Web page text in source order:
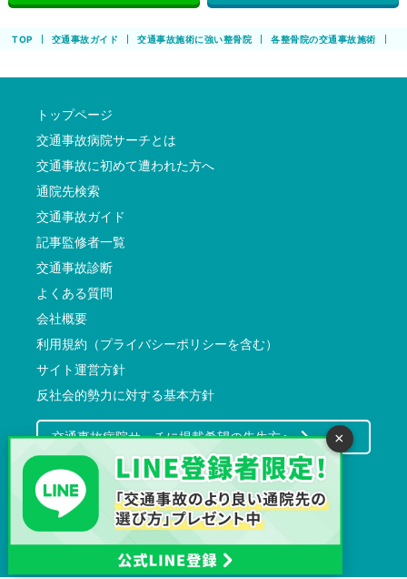
TOP 交通事故ガイド 交通事故施術に強い整骨院 各整骨院の交通事故施術
トップページ
交通事故病院サーチとは
交通事故に初めて遭われた方へ
通院先検索
交通事故ガイド
記事監修者一覧
交通事故診断
よくある質問
会社概要
利用規約（プライバシーポリシーを含む）
サイト運営方針
反社会的勢力に対する基本方針
交通事故病院サーチに掲載希望の先生方へ
Copyrights株式会社ハッピーズ2026
×